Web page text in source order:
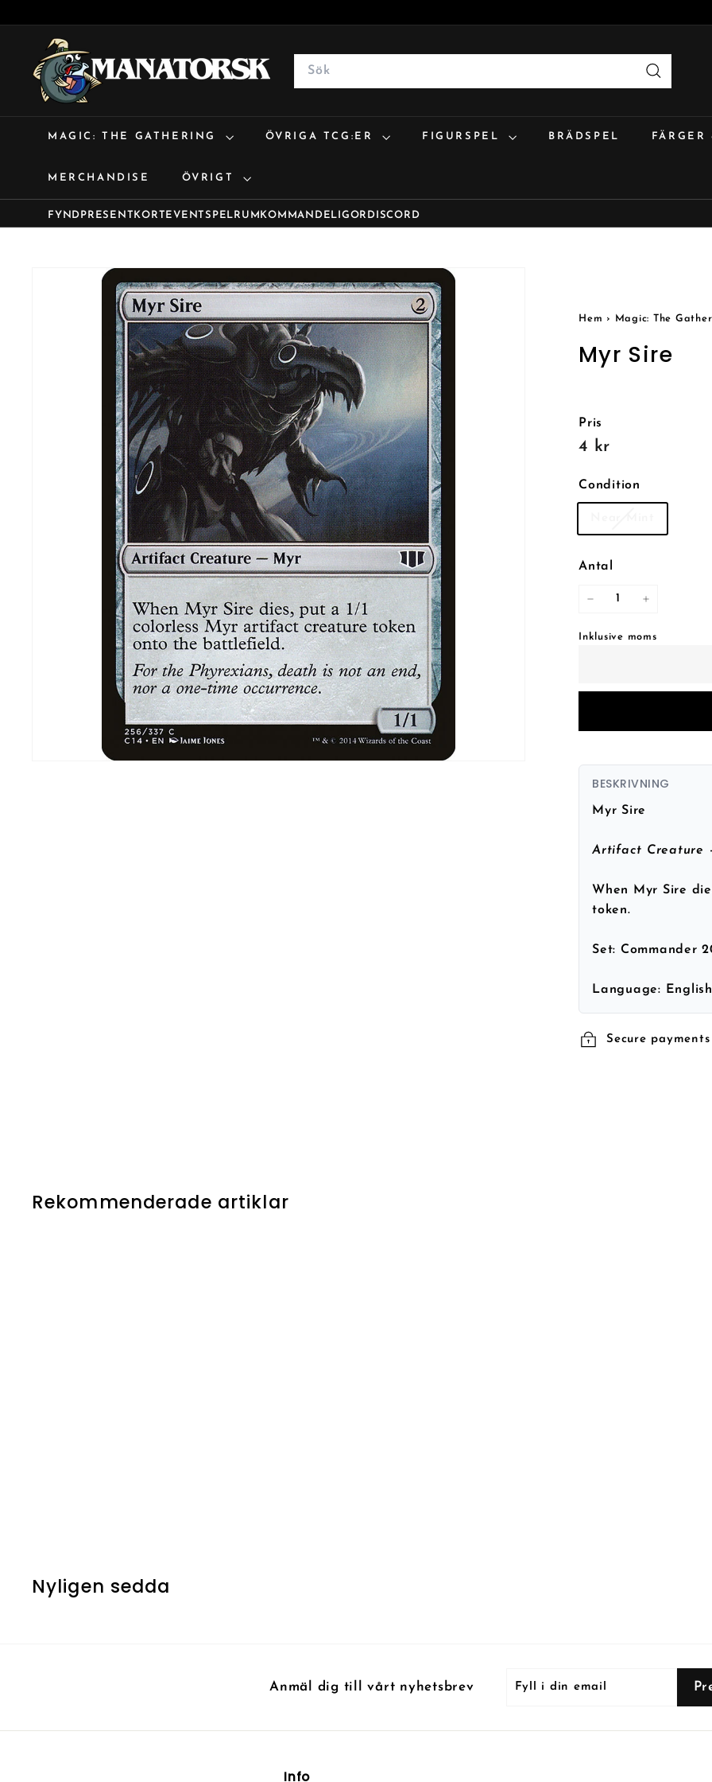
M
a
n
a
Search
Sök
MAGIC: THE GATHERING ÖVRIGA TCG:ER FIGURSPEL BRÄDSPEL
MERCHANDISE ÖVRIGT
FYND PRESENTKORT EVENTSPELRUM KOMMANDE LIGOR DISCORD
Hem › Magic: The
Myr Sire
Pris
Reguljärt
4 kr
Condition
Antal
Inklusive moms
BESKRIVNING
Myr Sire
Artifact Creature
When Myr Sire
token.
Set: Commander
Language: English
Secure payments
Rekommenderade artiklar
Nyligen sedda
Anmäl dig till vårt nyhetsbrev
Info